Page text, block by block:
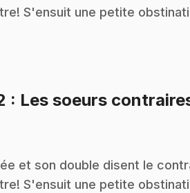
S'ensuit une petite
: Les soeurs
et son double disent le
S'ensuit une petite